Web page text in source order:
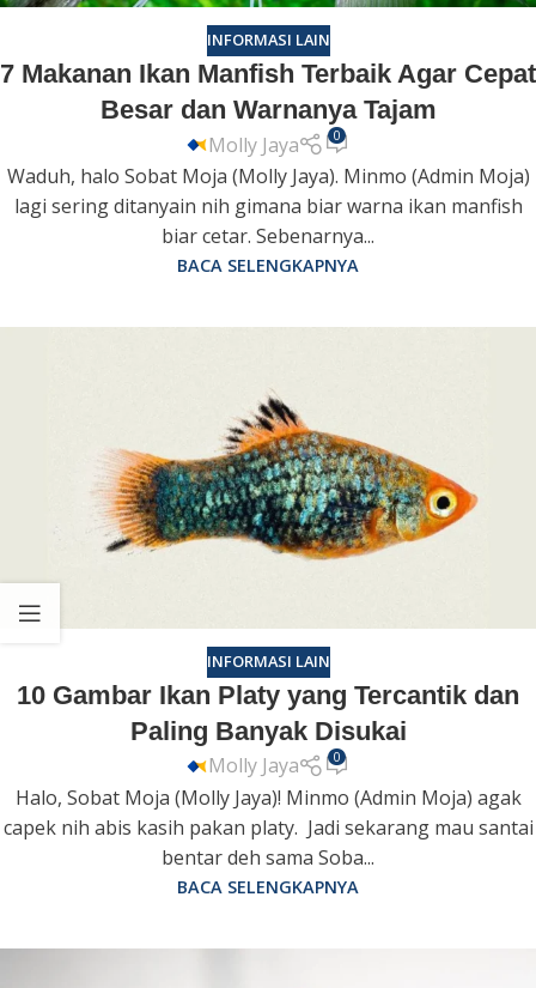
INFORMASI LAIN
7 Makanan Ikan Manfish Terbaik Agar Cepat
Besar dan Warnanya Tajam
Molly Jaya 0
Waduh, halo Sobat Moja (Molly Jaya). Minmo (Admin Moja)
lagi sering ditanyain nih gimana biar warna ikan manfish
biar cetar. Sebenarnya...
BACA SELENGKAPNYA
INFORMASI LAIN
10 Gambar Ikan Platy yang Tercantik dan
Paling Banyak Disukai
Molly Jaya 0
Halo, Sobat Moja (Molly Jaya)! Minmo (Admin Moja) agak
capek nih abis kasih pakan platy. Jadi sekarang mau santai
bentar deh sama Soba...
BACA SELENGKAPNYA